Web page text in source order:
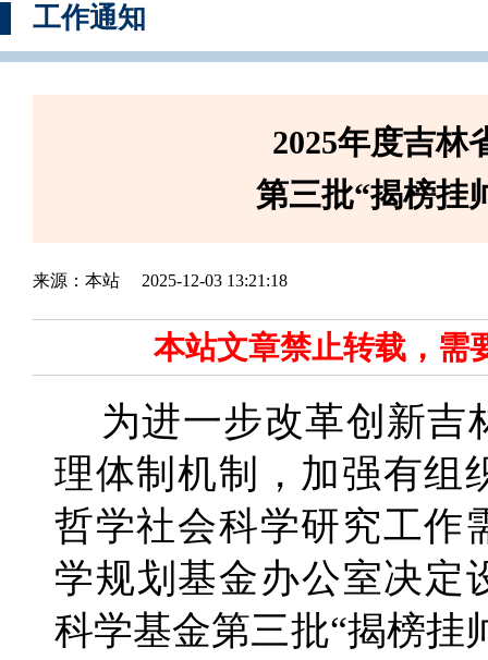
工作通知
2025年度吉林
第三批“揭榜挂
来源：本站 2025-12-03 13:21:18
本站文章禁止转载，需
为进一步改革创新吉
理体制机制，加强有组
哲学社会科学研究工作
学规划基金办公室决定
科学基金第三批“揭榜挂